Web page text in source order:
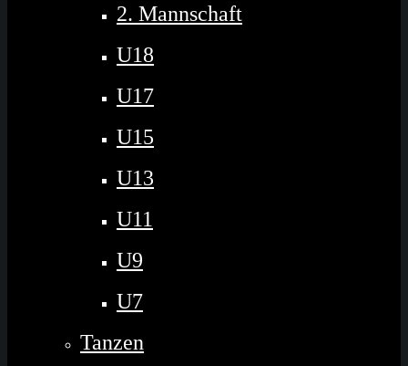
2. Mannschaft
U18
U17
U15
U13
U11
U9
U7
Tanzen